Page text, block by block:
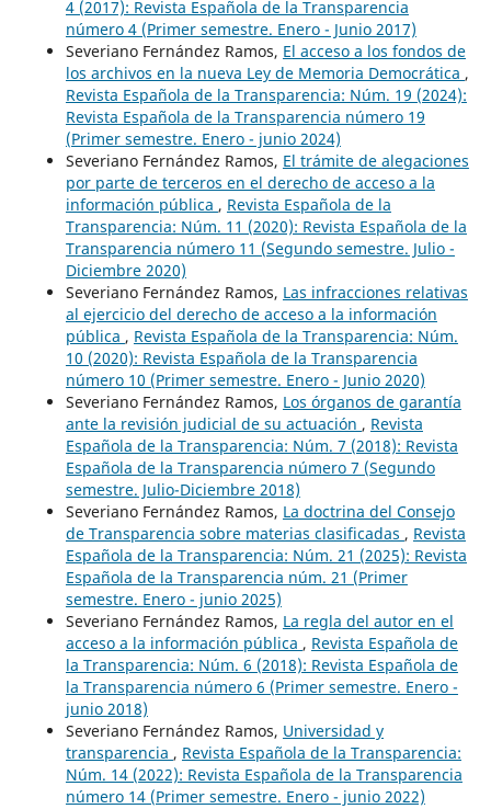
4 (2017): Revista Española de la Transparencia
número 4 (Primer semestre. Enero - Junio 2017)
Severiano Fernández Ramos, El acceso a los fondos de
los archivos en la nueva Ley de Memoria Democrática ,
Revista Española de la Transparencia: Núm. 19 (2024):
Revista Española de la Transparencia número 19
(Primer semestre. Enero - junio 2024)
Severiano Fernández Ramos, El trámite de alegaciones
por parte de terceros en el derecho de acceso a la
información pública , Revista Española de la
Transparencia: Núm. 11 (2020): Revista Española de la
Transparencia número 11 (Segundo semestre. Julio -
Diciembre 2020)
Severiano Fernández Ramos, Las infracciones relativas
al ejercicio del derecho de acceso a la información
pública , Revista Española de la Transparencia: Núm.
10 (2020): Revista Española de la Transparencia
número 10 (Primer semestre. Enero - Junio 2020)
Severiano Fernández Ramos, Los órganos de garantía
ante la revisión judicial de su actuación , Revista
Española de la Transparencia: Núm. 7 (2018): Revista
Española de la Transparencia número 7 (Segundo
semestre. Julio-Diciembre 2018)
Severiano Fernández Ramos, La doctrina del Consejo
de Transparencia sobre materias clasificadas , Revista
Española de la Transparencia: Núm. 21 (2025): Revista
Española de la Transparencia núm. 21 (Primer
semestre. Enero - junio 2025)
Severiano Fernández Ramos, La regla del autor en el
acceso a la información pública , Revista Española de
la Transparencia: Núm. 6 (2018): Revista Española de
la Transparencia número 6 (Primer semestre. Enero -
junio 2018)
Severiano Fernández Ramos, Universidad y
transparencia , Revista Española de la Transparencia:
Núm. 14 (2022): Revista Española de la Transparencia
número 14 (Primer semestre. Enero - junio 2022)